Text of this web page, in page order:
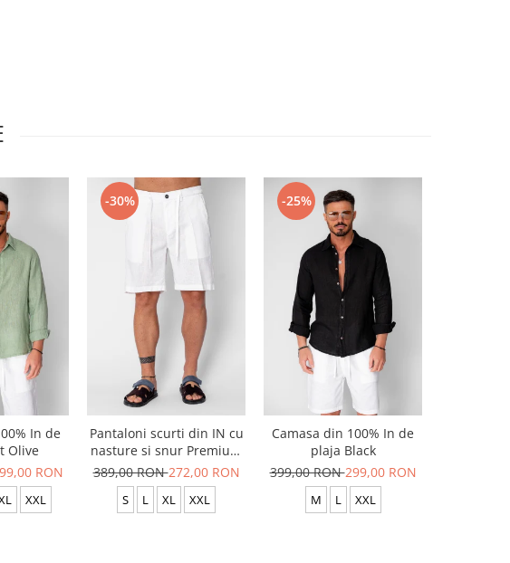
In de
Olive
RON
XXL
-30%
Pantaloni scurti din IN cu
nasture si snur Premium
Edition White
389,00 RON272,00 RON
S L XL XXL
-25%
Camasa din 100% In de
plaja Black
399,00 RON299,00 RON
M L XXL